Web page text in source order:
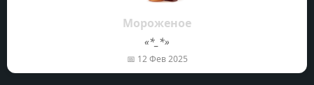
Мороженое
«*_*»
📅 12 Фев 2025